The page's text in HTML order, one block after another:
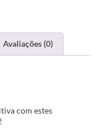
Avaliações (0)
com estes